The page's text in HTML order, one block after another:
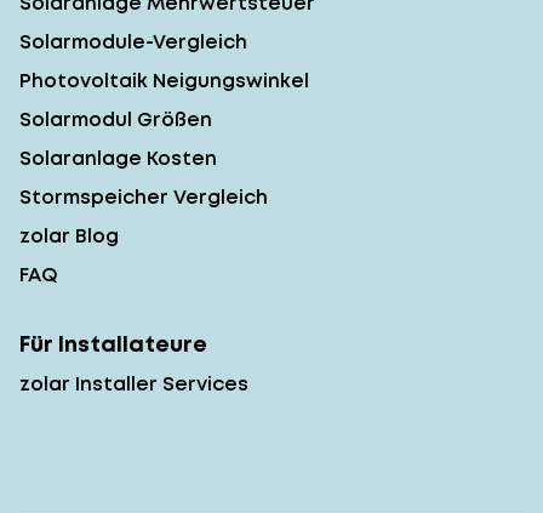
Solarmodule-Vergleich
Photovoltaik Neigungswinkel
Solarmodul Größen
Solaranlage Kosten
Stormspeicher Vergleich
zolar Blog
FAQ
Für Installateure
zolar Installer Services